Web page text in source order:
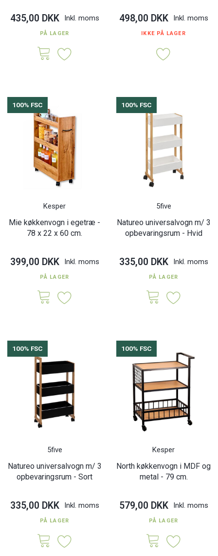
435,00 DKK Inkl. moms
PÅ LAGER
498,00 DKK Inkl. moms
IKKE PÅ LAGER
100% FSC
Kesper
Mie køkkenvogn i egetræ -
78 x 22 x 60 cm.
399,00 DKK Inkl. moms
PÅ LAGER
100% FSC
5five
Natureo universalvogn m/ 3
opbevaringsrum - Hvid
335,00 DKK Inkl. moms
PÅ LAGER
100% FSC
5five
Natureo universalvogn m/ 3
opbevaringsrum - Sort
335,00 DKK Inkl. moms
PÅ LAGER
100% FSC
Kesper
North køkkenvogn i MDF og
metal - 79 cm.
579,00 DKK Inkl. moms
PÅ LAGER